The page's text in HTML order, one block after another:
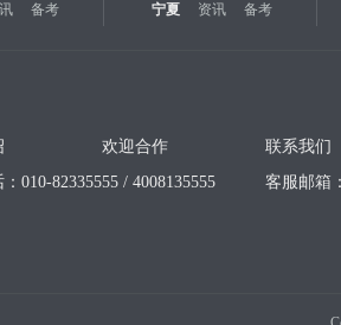
备考 宁夏 资讯 备考
欢迎合作 联系我们
010-82335555 / 4008135555
客服邮箱：